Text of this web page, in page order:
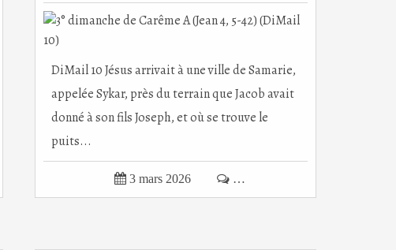
DiMail 10 Jésus arrivait à une ville de Samarie,
appelée Sykar, près du terrain que Jacob avait
donné à son fils Joseph, et où se trouve le
puits...
 3 mars 2026  …